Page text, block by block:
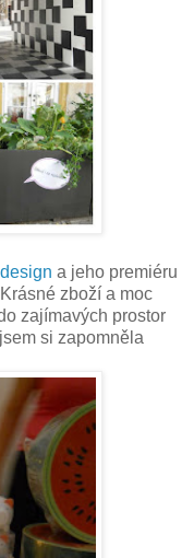
a jeho premiéru
zboží a moc
zajímavých prostor
si zapomněla